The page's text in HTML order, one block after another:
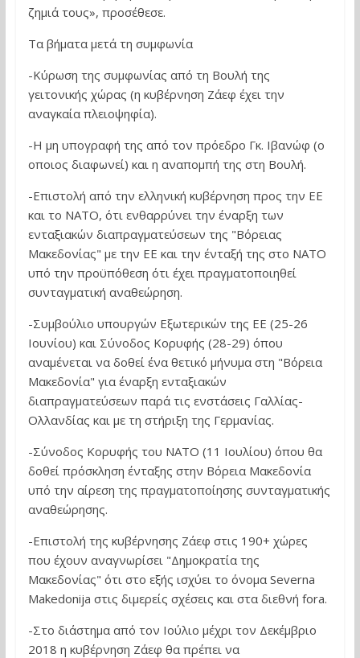
ζημιά τους», προσέθεσε.
Τα βήματα μετά τη συμφωνία
-Κύρωση της συμφωνίας από τη Βουλή της
γειτονικής χώρας (η κυβέρνηση Ζάεφ έχει την
αναγκαία πλειοψηφία).
-Η μη υπογραφή της από τον πρόεδρο Γκ. Ιβανώφ (ο
οποιος διαφωνεί) και η αναπομπή της στη Βουλή.
-Επιστολή από την ελληνική κυβέρνηση προς την ΕΕ
και το ΝΑΤΟ, ότι ενθαρρύνει την έναρξη των
ενταξιακών διαπραγματεύσεων της "Βόρειας
Μακεδονίας" με την ΕΕ και την ένταξή της στο ΝΑΤΟ
υπό την προϋπόθεση ότι έχει πραγματοποιηθεί
συνταγματική αναθεώρηση.
-Συμβούλιο υπουργών Εξωτερικών της ΕΕ (25-26
Ιουνίου) και Σύνοδος Κορυφής (28-29) όπου
αναμένεται να δοθεί ένα θετικό μήνυμα στη "Βόρεια
Μακεδονία" για έναρξη ενταξιακών
διαπραγματεύσεων παρά τις ενστάσεις Γαλλίας-
Ολλανδίας και με τη στήριξη της Γερμανίας.
-Σύνοδος Κορυφής του ΝΑΤΟ (11 Ιουλίου) όπου θα
δοθεί πρόσκληση ένταξης στην Βόρεια Μακεδονία
υπό την αίρεση της πραγματοποίησης συνταγματικής
αναθεώρησης.
-Επιστολή της κυβέρνησης Ζάεφ στις 190+ χώρες
που έχουν αναγνωρίσει "Δημοκρατία της
Μακεδονίας" ότι στο εξής ισχύει το όνομα Severna
Makedonija στις διμερείς σχέσεις και στα διεθνή fora.
-Στο διάστημα από τον Ιούλιο μέχρι τον Δεκέμβριο
2018 η κυβέρνηση Ζάεφ θα πρέπει να